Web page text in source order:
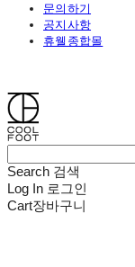
문의하기
공지사항
휴웰종합몰
Search 검색
Log In 로그인
Cart장바구니